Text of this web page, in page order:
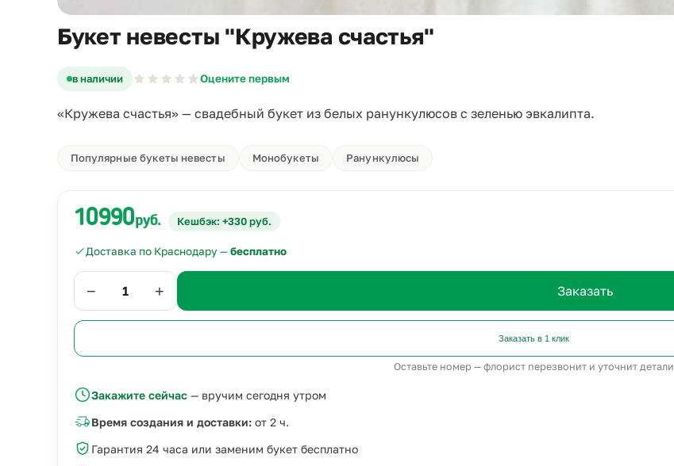
Букет невесты "Кружева счастья"
в наличии Оцените первым
«Кружева счастья» — свадебный букет из белых ранункулюсов с зеленью эвкалипта.
Популярные букеты невесты Монобукеты Ранункулюсы
10990руб. Кешбэк: +330 руб.
Доставка по Краснодару —бесплатно
− + Заказать
Заказать в 1 клик
Оставьте номер — флорист перезвонит и уточнит детали
Закажите сейчас — вручим сегодня утром
Время создания и доставки: от 2 ч.
Гарантия 24 часа или заменим букет бесплатно